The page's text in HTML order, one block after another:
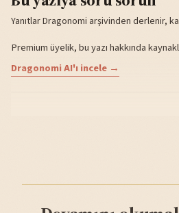
Yanıtlar Dragonomi arşivinden derlenir,
Premium üyelik, bu yazı hakkında
Dragonomi AI'ı incele →